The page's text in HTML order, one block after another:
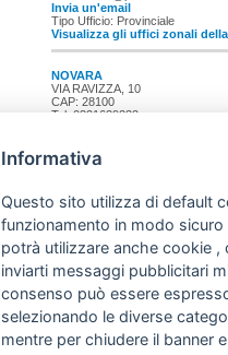
Invia un'email
Tipo Ufficio: Provinciale
Visualizza gli uffici zonali
NOVARA
VIA RAVIZZA, 10
CAP: 28100
Tel: 0321629232
Invia un'email
Tipo Ufficio: Provinciale
TORINO
VIA BOLOGNA, 11
CAP: 10152
Fax: 011-2417191
Email: torino@pec.italuil.it
Invia un'email
Tipo Ufficio: Provinciale
Visualizza gli uffici zonali
Informativa
Questo sito utilizza di default
funzionamento in modo
potrà utilizzare anche cookie
inviarti messaggi pubblicitari
consenso può essere
selezionando le diverse
mentre per chiudere il banner